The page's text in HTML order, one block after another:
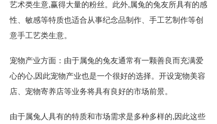
艺术类生意,赢得大量的粉丝。此外,属兔的兔友所具有的感
性、敏感等特质也适合从事纪念品制作、手工艺制作等创
意手工艺类生意。
宠物产业方面：由于属兔的兔友通常有一颗善良而充满爱
心的心,因此宠物产业也是一个很好的选择。开设宠物美容
店、宠物寄养店等业务将具有良好的市场前景。
由于属兔人具有的特质和市场需求是多种多样的,因此这些